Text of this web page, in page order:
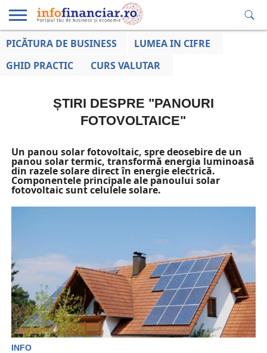
EDUCAȚIE
LA ZI
AFACERILOR
PICĂTURA DE BUSINESS
LUMEA IN CIFRE
GHID PRACTIC
CURS VALUTAR
ȘTIRI DESPRE "PANOURI
FOTOVOLTAICE"
Un panou solar fotovoltaic, spre deosebire de un
panou solar termic, transformă energia luminoasă
din razele solare direct în energie electrică.
Componentele principale ale panoului solar
fotovoltaic sunt celulele solare.
INFO